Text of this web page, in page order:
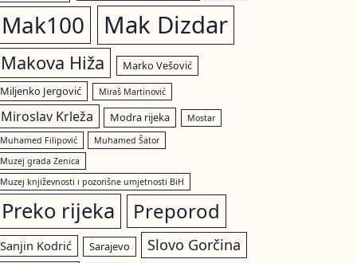
Mak100 Mak Dizdar
Makova Hiža
Marko Vešović
Miljenko Jergović
Miraš Martinović
Miroslav Krleža Modra rijeka
Mostar
Muhamed Filipović
Muhamed Šator
Muzej grada Zenica
Muzej književnosti i pozorišne umjetnosti BiH
Preko rijeka Preporod
Sanjin Kodrić Sarajevo Slovo Gorčina